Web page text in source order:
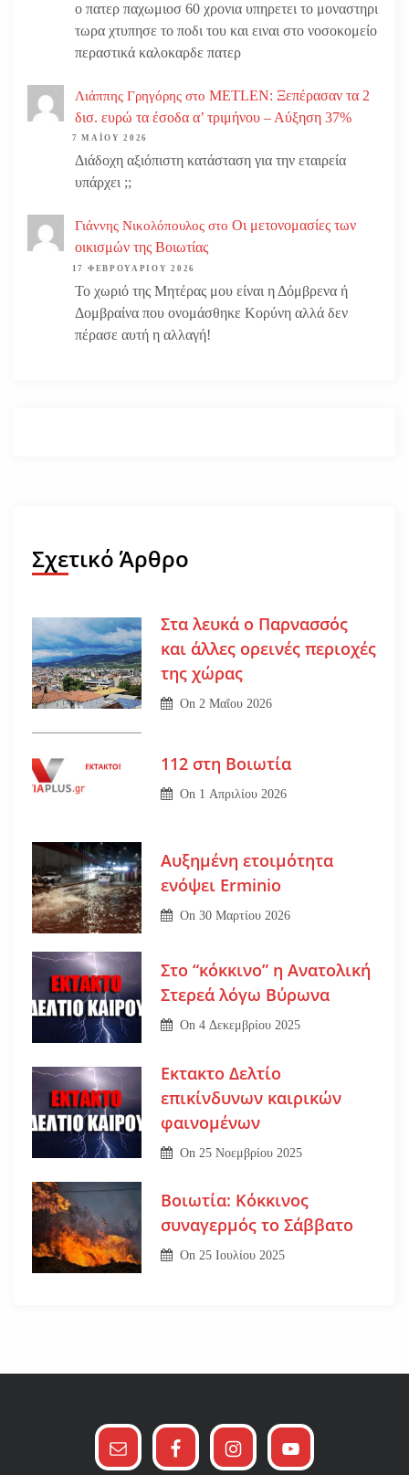
ο πατερ παχωμιοσ 60 χρονια υπηρετει το μοναστηρι
τωρα χτυπησε το ποδι του και ειναι στο νοσοκομείο
περαστικά καλοκαρδε πατερ
Λιάππης Γρηγόρης στο METLEN: Ξεπέρασαν τα 2
δισ. ευρώ τα έσοδα α’ τριμήνου – Αύξηση 37%
7 ΜΑΪ́ΟΥ 2026
Διάδοχη αξιόπιστη κατάσταση για την εταιρεία
υπάρχει ;;
Γιάννης Νικολόπουλος στο Οι μετονομασίες των
οικισμών της Βοιωτίας
17 ΦΕΒΡΟΥΑΡΊΟΥ 2026
Το χωριό της Μητέρας μου είναι η Δόμβρενα ή
Δομβραίνα που ονομάσθηκε Κορύνη αλλά δεν
πέρασε αυτή η αλλαγή!
Σχετικό Άρθρο
Στα λευκά ο Παρνασσός
και άλλες ορεινές περιοχές
της χώρας
On 2 Μαΐου 2026
112 στη Βοιωτία
On 1 Απριλίου 2026
Αυξημένη ετοιμότητα
ενόψει Erminio
On30 Μαρτίου 2026
Στο “κόκκινο” η Ανατολική
Στερεά λόγω Βύρωνα
On4 Δεκεμβρίου 2025
Εκτακτο Δελτίο
επικίνδυνων καιρικών
φαινομένων
On 25 Νοεμβρίου 2025
Βοιωτία: Κόκκινος
συναγερμός το Σάββατο
On25 Ιουλίου 2025